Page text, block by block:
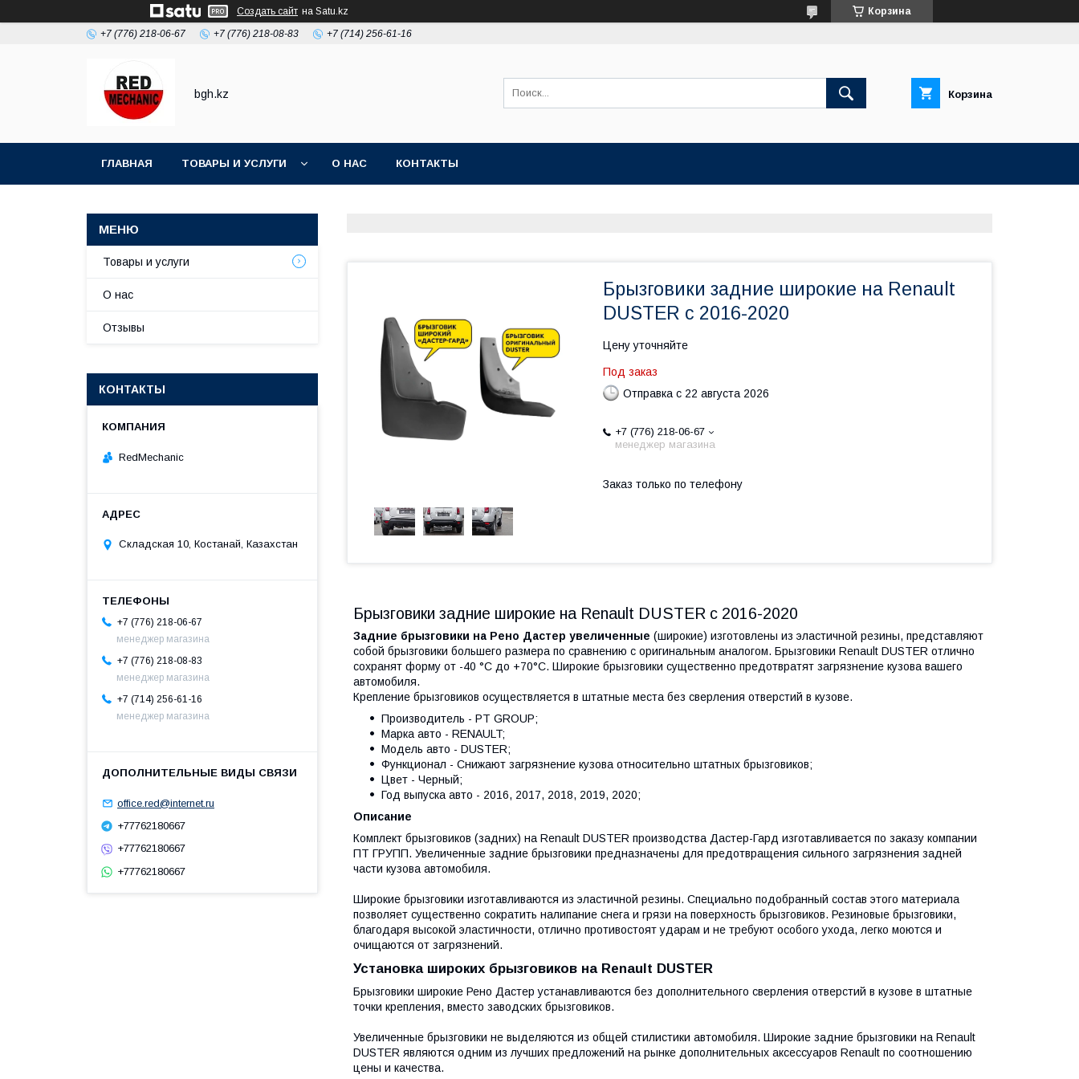
Создать сайт на Satu.kz Корзина
+7 (776) 218-06-67 +7 (776) 218-08-83 +7 (714) 256-61-16
bgh.kz Корзина
ГЛАВНАЯ ТОВАРЫ И УСЛУГИ О НАС КОНТАКТЫ
Брызговики задние широкие на Renault
DUSTER с 2016-2020
Цену уточняйте
Под заказ
Отправка с 22 августа 2026
+7 (776) 218-06-67
менеджер магазина
Заказ только по телефону
Брызговики задние широкие на Renault DUSTER с 2016-2020
Задние брызговики на Рено Дастер увеличенные (широкие) изготовлены из эластичной резины, представляют
собой брызговики большего размера по сравнению с оригинальным аналогом. Брызговики Renault DUSTER отлично
сохранят форму от -40 °C до +70°C. Широкие брызговики существенно предотвратят загрязнение кузова вашего
автомобиля.
Крепление брызговиков осуществляется в штатные места без сверления отверстий в кузове.
Производитель - PT GROUP;
Марка авто - RENAULT;
Модель авто - DUSTER;
Функционал - Снижают загрязнение кузова относительно штатных брызговиков;
Цвет - Черный;
Год выпуска авто - 2016, 2017, 2018, 2019, 2020;
Описание
Комплект брызговиков (задних) на Renault DUSTER производства Дастер-Гард изготавливается по заказу компании
ПТ ГРУПП. Увеличенные задние брызговики предназначены для предотвращения сильного загрязнения задней
части кузова автомобиля.
Широкие брызговики изготавливаются из эластичной резины. Специально подобранный состав этого материала
позволяет существенно сократить налипание снега и грязи на поверхность брызговиков. Резиновые брызговики,
благодаря высокой эластичности, отлично противостоят ударам и не требуют особого ухода, легко моются и
очищаются от загрязнений.
Установка широких брызговиков на Renault DUSTER
Брызговики широкие Рено Дастер устанавливаются без дополнительного сверления отверстий в кузове в штатные
точки крепления, вместо заводских брызговиков.
Увеличенные брызговики не выделяются из общей стилистики автомобиля. Широкие задние брызговики на Renault
DUSTER являются одним из лучших предложений на рынке дополнительных аксессуаров Renault по соотношению
цены и качества.
Товары и услуги
О нас
Отзывы
КОНТАКТЫ
RedMechanic
Складская 10, Костанай, Казахстан
+7 (776) 218-06-67
менеджер магазина
+7 (776) 218-08-83
менеджер магазина
+7 (714) 256-61-16
менеджер магазина
office.red@internet.ru
+77762180667
+77762180667
+77762180667